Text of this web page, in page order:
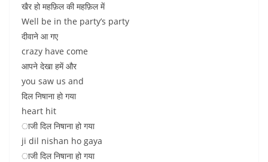
खैर हो महफ़िल की महफ़िल में
Well be in the party’s party
दीवाने आ गए
crazy have come
आपने देखा हमें और
you saw us and
दिल निषाना हो गया
heart hit
ाजी दिल निषाना हो गया
ji dil nishan ho gaya
ाजी दिल निषाना हो गया